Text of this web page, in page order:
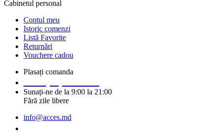
Cabinetul personal
Contul meu
Istoric comenzi
Listă Favorite
Returnări
Vouchere cadou
Plasați comanda
Sunați-ne de la 9:00 la 21:00
Fără zile libere
info@acces.md